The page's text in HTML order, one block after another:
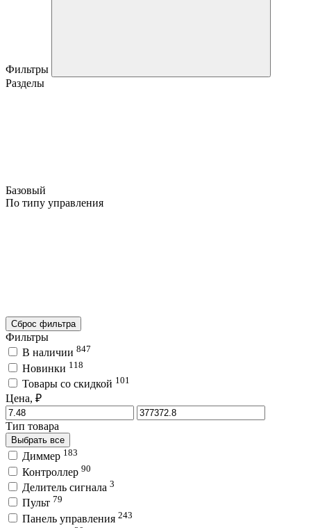
Фильтры
Разделы
Базовый
По типу управления
Сброс фильтра
Фильтры
В наличии 847
Новинки 118
Товары со скидкой 101
Цена, ₽
Тип товара
Выбрать все
Диммер 183
Контроллер 90
Делитель сигнала 3
Пульт 79
Панель управления 243